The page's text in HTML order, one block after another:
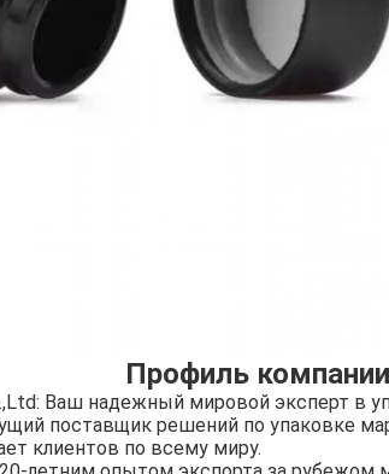
Профиль компании
Ваш надежный мировой эксперт в
поставщик решений по упаковке
клиентов по всему миру.